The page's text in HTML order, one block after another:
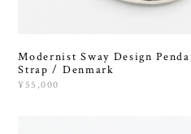
Modernist Sway Design
Strap / Denmark
¥55,000